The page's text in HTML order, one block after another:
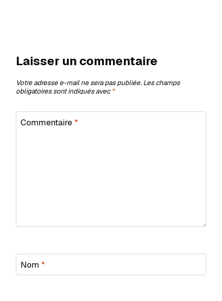
Laisser un commentaire
Votre adresse e-mail ne sera pas publiée. Les champs
obligatoires sont indiqués avec*
Commentaire *
Nom *